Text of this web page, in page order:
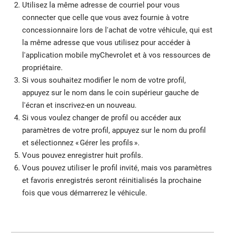
Utilisez la même adresse de courriel pour vous
connecter que celle que vous avez fournie à votre
concessionnaire lors de l'achat de votre véhicule, qui est
la même adresse que vous utilisez pour accéder à
l'application mobile myChevrolet et à vos ressources de
propriétaire.
Si vous souhaitez modifier le nom de votre profil,
appuyez sur le nom dans le coin supérieur gauche de
l'écran et inscrivez-en un nouveau.
Si vous voulez changer de profil ou accéder aux
paramètres de votre profil, appuyez sur le nom du profil
et sélectionnez « Gérer les profils ».
Vous pouvez enregistrer huit profils.
Vous pouvez utiliser le profil invité, mais vos paramètres
et favoris enregistrés seront réinitialisés la prochaine
fois que vous démarrerez le véhicule.